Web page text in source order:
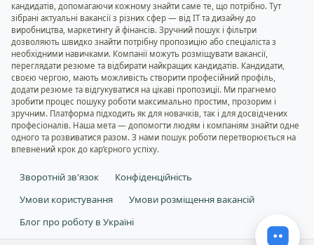
кандидатів, допомагаючи кожному знайти саме те, що потрібно. Тут
зібрані актуальні вакансії з різних сфер — від IT та дизайну до
виробництва, маркетингу й фінансів. Зручний пошук і фільтри
дозволяють швидко знайти потрібну пропозицію або спеціаліста з
необхідними навичками. Компанії можуть розміщувати вакансії,
переглядати резюме та відбирати найкращих кандидатів. Кандидати,
своєю чергою, мають можливість створити професійний профіль,
додати резюме та відгукуватися на цікаві пропозиції. Ми прагнемо
зробити процес пошуку роботи максимально простим, прозорим і
зручним. Платформа підходить як для новачків, так і для досвідчених
професіоналів. Наша мета — допомогти людям і компаніям знайти одне
одного та розвиватися разом. З нами пошук роботи перетворюється на
впевнений крок до кар’єрного успіху.
Зворотній зв'язок
Конфіденційність
Умови користування
Умови розміщення вакансій
Блог про роботу в Україні